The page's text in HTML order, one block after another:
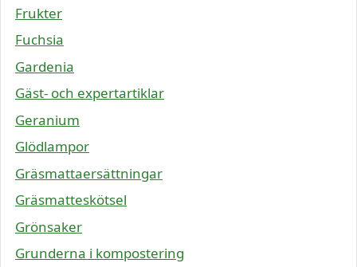
Frukter
Fuchsia
Gardenia
Gäst- och expertartiklar
Geranium
Glödlampor
Gräsmattaersättningar
Gräsmatteskötsel
Grönsaker
Grunderna i kompostering